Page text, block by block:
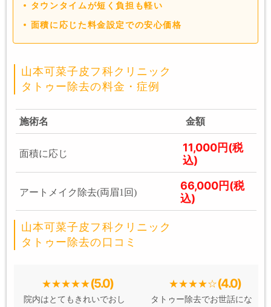
タウンタイムが短く負担も軽い
面積に応じた料金設定での安心価格
山本可菜子皮フ科クリニック
タトゥー除去の料金・症例
施術名 金額
面積に応じ
11,000円(税
込)
アートメイク除去(両眉1回)
66,000円(税
込)
山本可菜子皮フ科クリニック
タトゥー除去の口コミ
(5.0)
院内はとてもきれいでおし
(4.0)
タトゥー除去でお世話にな